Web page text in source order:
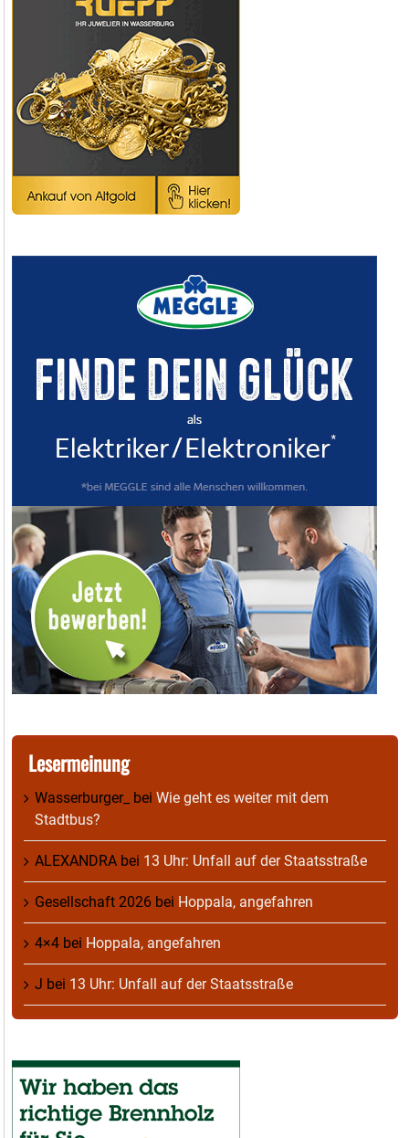
Lesermeinung
Wasserburger_ bei Wie geht es weiter mit dem
Stadtbus?
ALEXANDRA bei 13 Uhr: Unfall auf der Staatsstraße
Gesellschaft 2026 bei Hoppala, angefahren
4×4 bei Hoppala, angefahren
J bei 13 Uhr: Unfall auf der Staatsstraße